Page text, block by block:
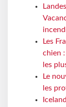
Les
chien
les
Le
les